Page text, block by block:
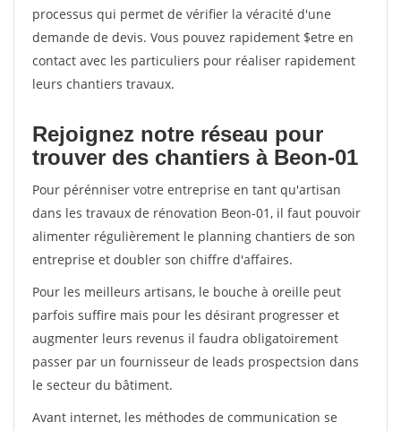
processus qui permet de vérifier la véracité d'une
demande de devis. Vous pouvez rapidement $etre en
contact avec les particuliers pour réaliser rapidement
leurs chantiers travaux.
Rejoignez notre réseau pour
trouver des chantiers à Beon-01
Pour pérénniser votre entreprise en tant qu'artisan
dans les travaux de rénovation Beon-01, il faut pouvoir
alimenter régulièrement le planning chantiers de son
entreprise et doubler son chiffre d'affaires.
Pour les meilleurs artisans, le bouche à oreille peut
parfois suffire mais pour les désirant progresser et
augmenter leurs revenus il faudra obligatoirement
passer par un fournisseur de leads prospectsion dans
le secteur du bâtiment.
Avant internet, les méthodes de communication se